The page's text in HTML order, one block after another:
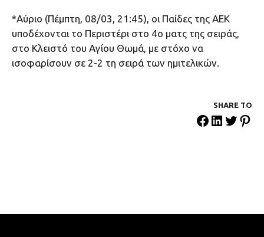
*Αύριο (Πέμπτη, 08/03, 21:45), οι Παίδες της ΑΕΚ
υποδέχονται το Περιστέρι στο 4ο ματς της σειράς,
στο Κλειστό του Αγίου Θωμά, με στόχο να
ισοφαρίσουν σε 2-2 τη σειρά των ημιτελικών.
SHARE ΤΟ